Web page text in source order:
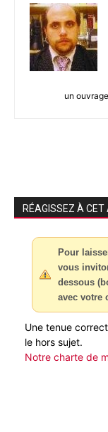
un
RÉAGISSEZ À CET
Pour
vous
dessous
avec votre
Une tenue
le hors sujet.
Notre charte de